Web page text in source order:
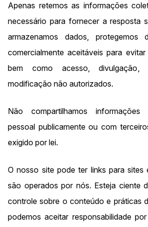
Apenas retemos as informações
necessário para fornecer a resposta
armazenamos dados, protegemos
comercialmente aceitáveis para
bem como acesso,
modificação não autorizados.
Não compartilhamos informações
pessoal publicamente ou com
exigido por lei.
O nosso site pode ter links para sites
são operados por nós. Esteja ciente
controle sobre o conteúdo e práticas
podemos aceitar responsabilidade